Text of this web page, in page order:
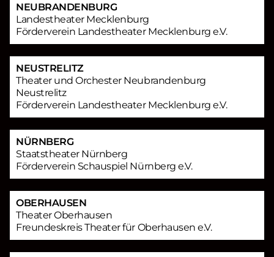
NEUBRANDENBURG
Landestheater Mecklenburg
Förderverein Landestheater Mecklenburg e.V.
NEUSTRELITZ
Theater und Orchester Neubrandenburg
Neustrelitz
Förderverein Landestheater Mecklenburg e.V.
NÜRNBERG
Staatstheater Nürnberg
Förderverein Schauspiel Nürnberg e.V.
OBERHAUSEN
Theater Oberhausen
Freundeskreis Theater für Oberhausen e.V.